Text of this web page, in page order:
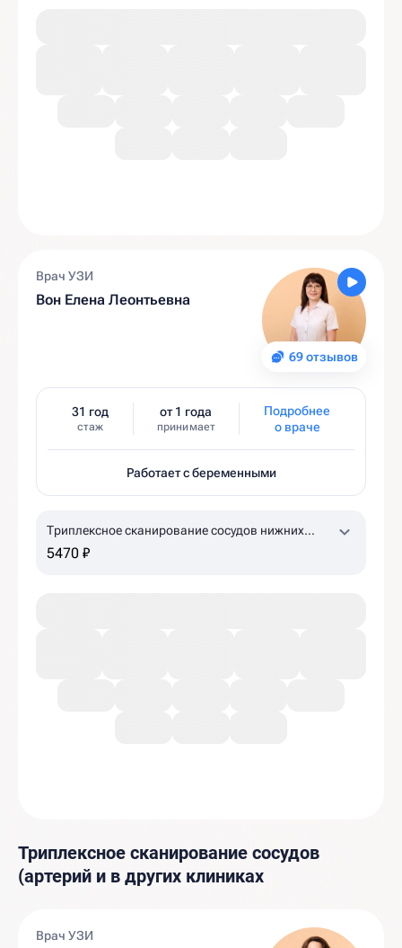
69 отзывов
Врач УЗИ
Вон Елена Леонтьевна
31 год
стаж
от 1 года
принимает
Подробнее
о враче
Работает с беременными
Триплексное сканирование сосудов нижних
конечностей
5470 ₽
Триплексное сканирование сосудов
(артерий и в других клиниках
Врач УЗИ